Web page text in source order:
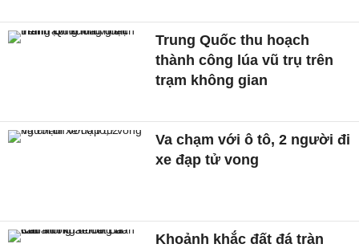
Trung Quốc thu hoạch
thành công lúa vũ trụ trên
trạm không gian
Va chạm với ô tô, 2 người đi
xe đạp tử vong
Khoảnh khắc đất đá tràn